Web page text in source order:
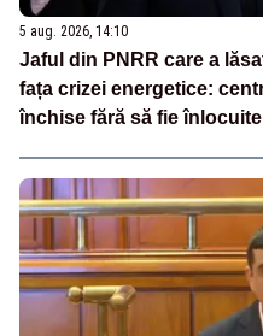
5 aug. 2026, 14:10
Jaful din PNRR care a
fața crizei energetice:
închise fără să fie înlocuite